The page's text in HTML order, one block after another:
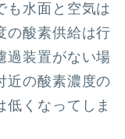
も水面と空気は
の酸素供給は行
過装置がない場
近の酸素濃度の
低くなってしま